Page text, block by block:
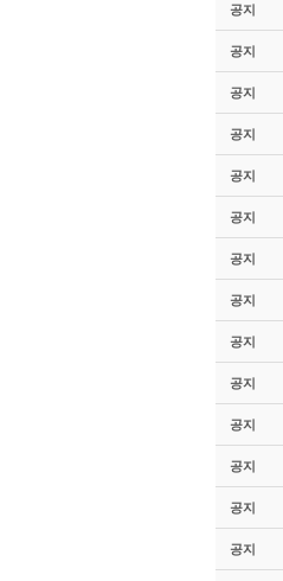
공지
공지
공지
공지
공지
공지
공지
공지
공지
공지
공지
공지
공지
공지